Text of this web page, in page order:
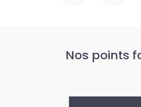
Nos points